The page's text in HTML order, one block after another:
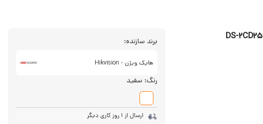
برند سازنده:
هایک ویژن - Hikvision
رنگ: سفید
ارسال از 1 روز کاری دیگر